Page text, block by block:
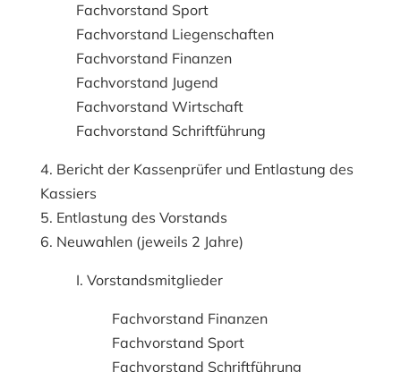
Fachvorstand Sport
Fachvorstand Liegenschaften
Fachvorstand Finanzen
Fachvorstand Jugend
Fachvorstand Wirtschaft
Fachvorstand Schriftführung
4. Bericht der Kassenprüfer und Entlastung des
Kassiers
5. Entlastung des Vorstands
6. Neuwahlen (jeweils 2 Jahre)
I. Vorstandsmitglieder
Fachvorstand Finanzen
Fachvorstand Sport
Fachvorstand Schriftführung